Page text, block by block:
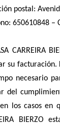
postal:
650610848
CARREIRA
su facturación.
necesario
del
los casos en
BIERZO